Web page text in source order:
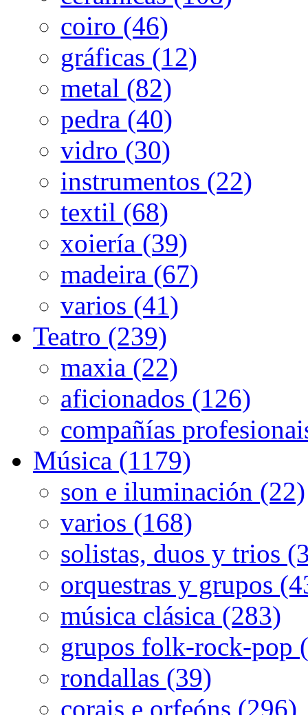
coiro (46)
gráficas (12)
metal (82)
pedra (40)
vidro (30)
instrumentos (22)
textil (68)
xoiería (39)
madeira (67)
varios (41)
Teatro (239)
maxia (22)
aficionados (126)
compañías
Música (1179)
son e iluminación (22)
varios (168)
solistas, duos y trios
orquestras y grupos
música clásica (283)
grupos folk-rock-pop
rondallas (39)
corais e orfeóns (296)